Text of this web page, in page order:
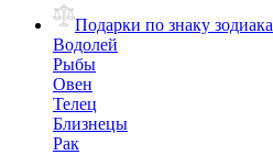
Подарки по знаку зодиака
Водолей
Рыбы
Овен
Телец
Близнецы
Рак